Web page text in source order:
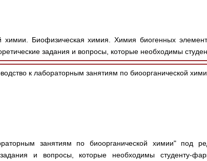
химии. Биофизическая химия. Химия биогенных
задания и вопросы, которые необходимы
к лабораторным занятиям по биоорганической
занятиям по биоорганической химии" под
задания и вопросы, которые необходимы студенту-